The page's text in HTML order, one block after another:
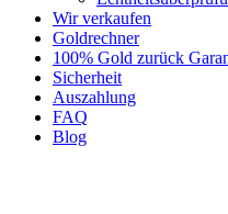
Wir verkaufen
Goldrechner
100% Gold zurück
Sicherheit
Auszahlung
FAQ
Blog